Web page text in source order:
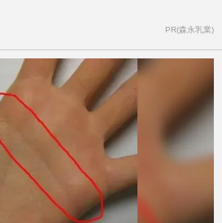
PR(森永乳業)